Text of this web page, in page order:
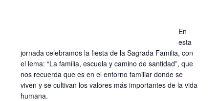
En
esta
jornada celebramos la fiesta de la Sagrada Familia, con
el lema: “La familia, escuela y camino de santidad”, que
nos recuerda que es en el entorno familiar donde se
viven y se cultivan los valores más importantes de la vida
humana.